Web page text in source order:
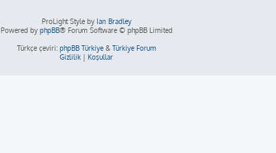
ProLight Style by Ian Bradley
Powered by phpBB® Forum Software © phpBB Limited
Türkçe çeviri: phpBB Türkiye& Türkiye Forum
Gizlilik | Koşullar